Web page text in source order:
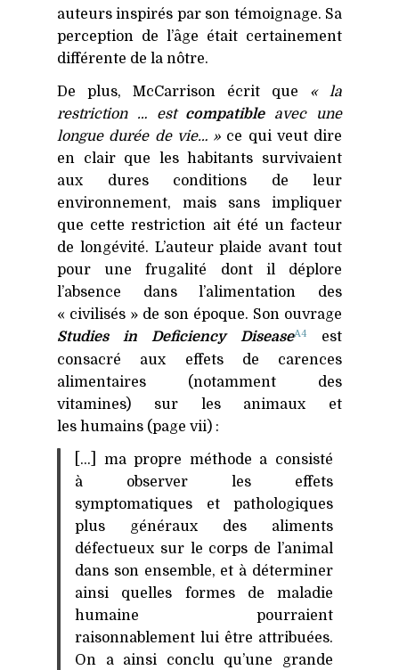
auteurs inspirés par son témoignage. Sa
perception de l’âge était certainement
différente de la nôtre.
De plus, McCarrison écrit que « la
restriction … est compatibleavec une
longue durée de vie… » ce qui veut dire
en clair que les habitants survivaient
aux dures conditions de leur
environnement, mais sans impliquer
que cette restriction ait été un facteur
de longévité. L’auteur plaide avant tout
pour une frugalité dont il déplore
l’absence dans l’alimentation des
« civilisés » de son époque. Son ouvrage
Studies in Deficiency DiseaseA4
est
consacré aux effets de carences
alimentaires (notamment des
vitamines) sur les animaux et
les humains (page vii) :
[…] ma propre méthode a consisté
à observer les effets
symptomatiques et pathologiques
plus généraux des aliments
défectueux sur le corps de l’animal
dans son ensemble, et à déterminer
ainsi quelles formes de maladie
humaine pourraient
raisonnablement lui être attribuées.
On a ainsi conclu qu’une grande